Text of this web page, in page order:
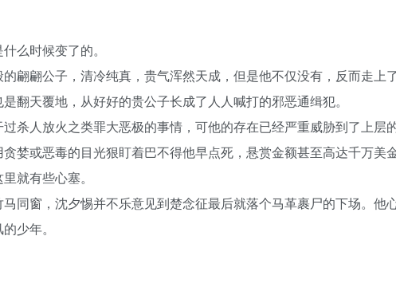
么时候变了的。
翩翩公子，清冷纯真，贵气浑然天成，但是他不仅没有，反而走上
翻天覆地，从好好的贵公子长成了人人喊打的邪恶通缉犯。
杀人放火之类罪大恶极的事情，可他的存在已经严重威胁到了上层
婪或恶毒的目光狠盯着巴不得他早点死，悬赏金额甚至高达千万美
就有些心塞。
同窗，沈夕惕并不乐意见到楚念征最后就落个马革裹尸的下场。他
少年。